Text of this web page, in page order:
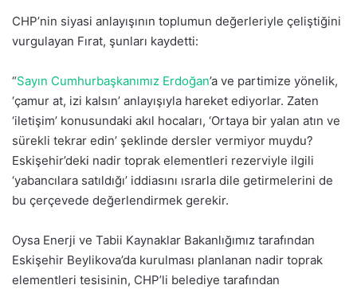
CHP’nin siyasi anlayışının toplumun değerleriyle çeliştiğini
vurgulayan Fırat, şunları kaydetti:
“Sayın Cumhurbaşkanımız Erdoğan’a ve partimize yönelik,
‘çamur at, izi kalsın’ anlayışıyla hareket ediyorlar. Zaten
‘iletişim’ konusundaki akıl hocaları, ‘Ortaya bir yalan atın ve
sürekli tekrar edin’ şeklinde dersler vermiyor muydu?
Eskişehir’deki nadir toprak elementleri rezerviyle ilgili
‘yabancılara satıldığı’ iddiasını ısrarla dile getirmelerini de
bu çerçevede değerlendirmek gerekir.
Oysa Enerji ve Tabii Kaynaklar Bakanlığımız tarafından
Eskişehir Beylikova’da kurulması planlanan nadir toprak
elementleri tesisinin, CHP’li belediye tarafından